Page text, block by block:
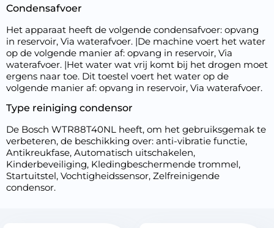
Condensafvoer
Het apparaat heeft de volgende condensafvoer: opvang
in reservoir, Via waterafvoer. |De machine voert het water
op de volgende manier af: opvang in reservoir, Via
waterafvoer. |Het water wat vrij komt bij het drogen moet
ergens naar toe. Dit toestel voert het water op de
volgende manier af: opvang in reservoir, Via waterafvoer.
Type reiniging condensor
De Bosch WTR88T40NL heeft, om het gebruiksgemak te
verbeteren, de beschikking over: anti-vibratie functie,
Antikreukfase, Automatisch uitschakelen,
Kinderbeveiliging, Kledingbeschermende trommel,
Startuitstel, Vochtigheidssensor, Zelfreinigende
condensor.